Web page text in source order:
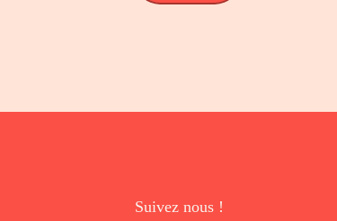
Suivez nous !